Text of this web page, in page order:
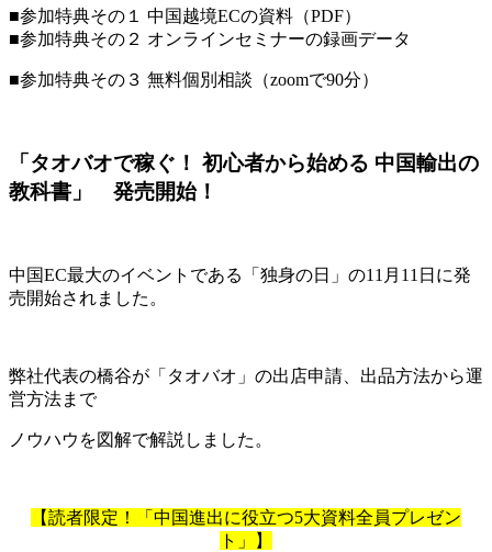
■参加特典その１ 中国越境ECの資料（PDF）
■参加特典その２ オンラインセミナーの録画データ
■参加特典その３ 無料個別相談（zoomで90分）
「タオバオで稼ぐ！ 初心者から始める 中国輸出の
教科書」 発売開始！
中国EC最大のイベントである「独身の日」の11月11日に発
売開始されました。
弊社代表の橋谷が「タオバオ」の出店申請、出品方法から運
営方法まで
ノウハウを図解で解説しました。
【読者限定！「中国進出に役立つ5大資料全員プレゼン
ト」】